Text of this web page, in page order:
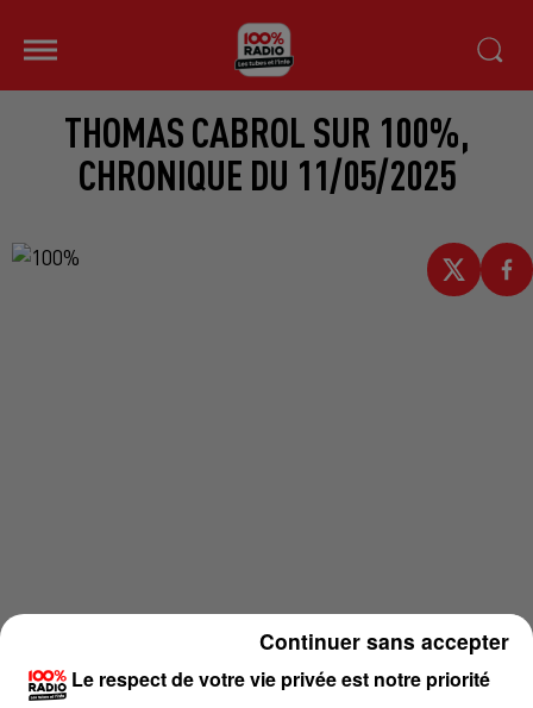
THOMAS CABROL SUR 100%,
CHRONIQUE DU 11/05/2025
Le respect de votre vie privée est notre priorité
Continuer sans accepter